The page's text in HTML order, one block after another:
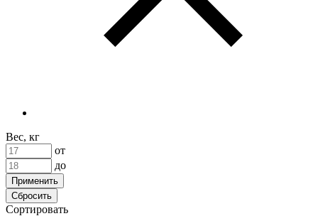
Вес, кг
от
до
Применить
Сбросить
Сортировать